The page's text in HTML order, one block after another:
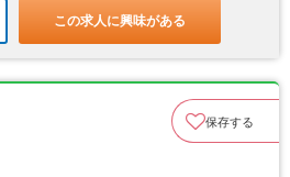
この求人に興味がある
保存する